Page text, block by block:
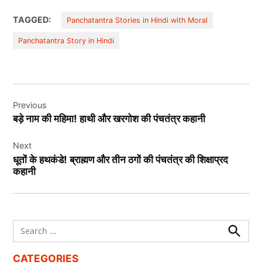
TAGGED: Panchatantra Stories in Hindi with Moral
Panchatantra Story in Hindi
navigation
Previous
बड़े नाम की महिमा! हाथी और खरगोश की पंचतंत्र कहानी
Next
धूतों के हथकंडे! ब्राह्मण और तीन ठगों की पंचतंत्र की शिक्षाप्रद
कहानी
Search
for:
Search
CATEGORIES